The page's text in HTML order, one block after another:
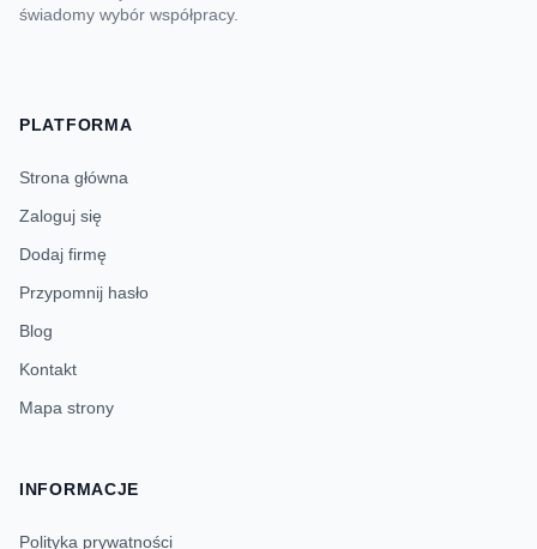
świadomy wybór współpracy.
PLATFORMA
Strona główna
Zaloguj się
Dodaj firmę
Przypomnij hasło
Blog
Kontakt
Mapa strony
INFORMACJE
Polityka prywatności